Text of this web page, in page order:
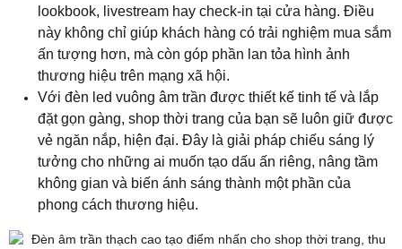
lookbook, livestream hay check-in tại cửa hàng. Điều
này không chỉ giúp khách hàng có trải nghiệm mua sắm
ấn tượng hơn, mà còn góp phần lan tỏa hình ảnh
thương hiệu trên mạng xã hội.
Với đèn led vuông âm trần được thiết kế tinh tế và lắp
đặt gọn gàng, shop thời trang của bạn sẽ luôn giữ được
vẻ ngăn nắp, hiện đại. Đây là giải pháp chiếu sáng lý
tưởng cho những ai muốn tạo dấu ấn riêng, nâng tầm
không gian và biến ánh sáng thành một phần của
phong cách thương hiệu.